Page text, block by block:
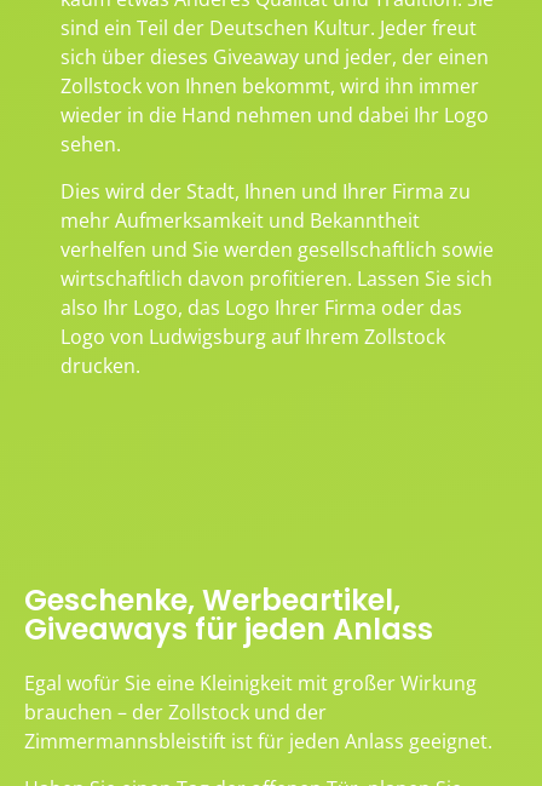
sind ein Teil der Deutschen Kultur. Jeder freut
sich über dieses Giveaway und jeder, der einen
Zollstock von Ihnen bekommt, wird ihn immer
wieder in die Hand nehmen und dabei Ihr Logo
sehen.
Dies wird der Stadt, Ihnen und Ihrer Firma zu
mehr Aufmerksamkeit und Bekanntheit
verhelfen und Sie werden gesellschaftlich sowie
wirtschaftlich davon profitieren. Lassen Sie sich
also Ihr Logo, das Logo Ihrer Firma oder das
Logo von Ludwigsburg auf Ihrem Zollstock
drucken.
Geschenke, Werbeartikel,
Giveaways für jeden Anlass
Egal wofür Sie eine Kleinigkeit mit großer Wirkung
brauchen – der Zollstock und der
Zimmermannsbleistift ist für jeden Anlass geeignet.